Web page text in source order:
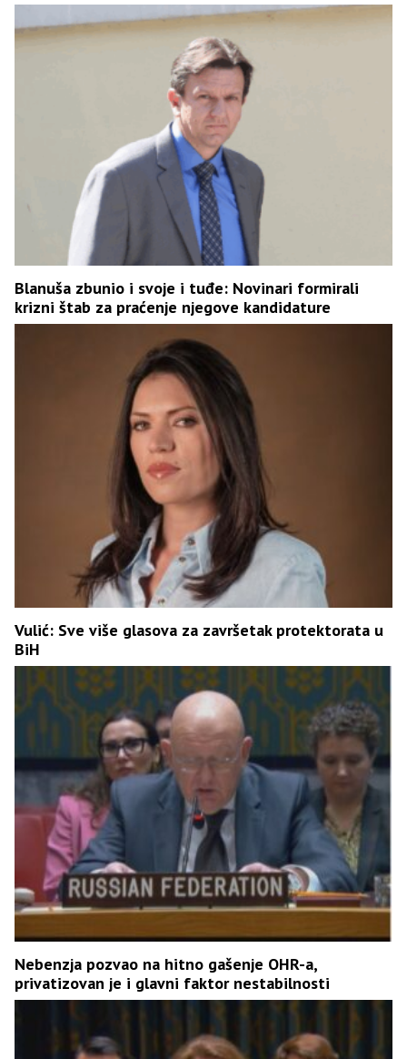
Blanuša zbunio i svoje i tuđe: Novinari formirali
krizni štab za praćenje njegove kandidature
Vulić: Sve više glasova za završetak protektorata u
BiH
Nebenzja pozvao na hitno gašenje OHR-a,
privatizovan je i glavni faktor nestabilnosti